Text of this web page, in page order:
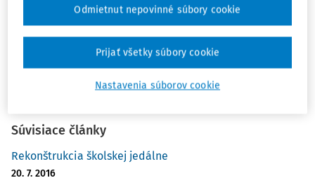
Zdroj a ďalšie
https://www.minedu.sk/data/files/
ŠKOLSKÉ STRAVOVANIE
Súvisiace články
Rekonštrukcia školskej jedálne
20. 7. 2016
Nastavenia súborov cookie
Odmietnut nepovinné súbory cookie
Prijať všetky súbory cookie